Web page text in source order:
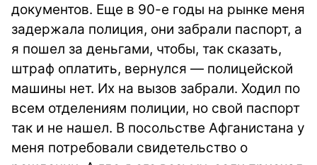
документов. Еще в 90-е годы на рынке меня
задержала полиция, они забрали паспорт, а
я пошел за деньгами, чтобы, так сказать,
штраф оплатить, вернулся — полицейской
машины нет. Их на вызов забрали. Ходил по
всем отделениям полиции, но свой паспорт
так и не нашел. В посольстве Афганистана у
меня потребовали свидетельство о